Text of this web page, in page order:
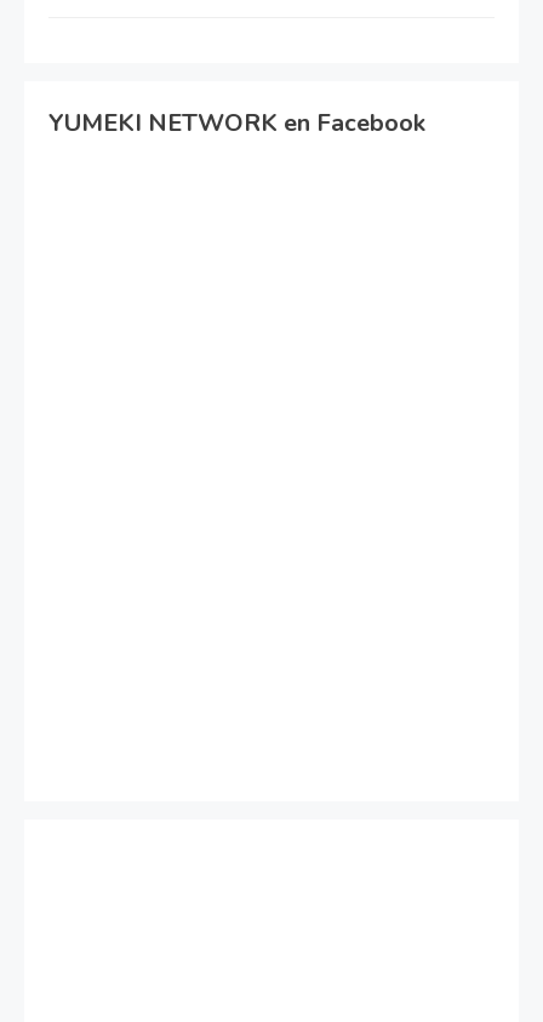
YUMEKI NETWORK en Facebook